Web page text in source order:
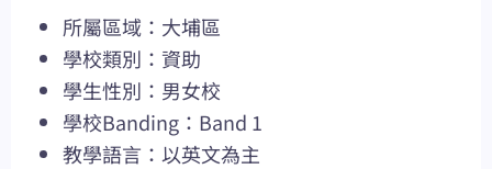
所屬區域：大埔區
學校類別：資助
學生性別：男女校
學校Banding：Band 1
教學語言：以英文為主